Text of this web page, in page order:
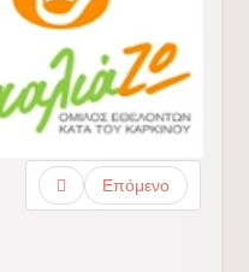
Επόμενο